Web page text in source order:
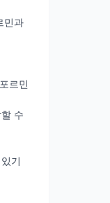
민과
르민
수
기